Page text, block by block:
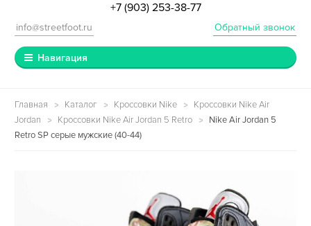
+7 (903) 253-38-77
Обратный звонок
info@streetfoot.ru
Навигация
Главная Каталог Кроссовки Nike
Кроссовки Nike Air
Jordan
Кроссовки Nike Air Jordan 5 Retro
Nike Air Jordan 5
Retro SP серые мужские (40-44)